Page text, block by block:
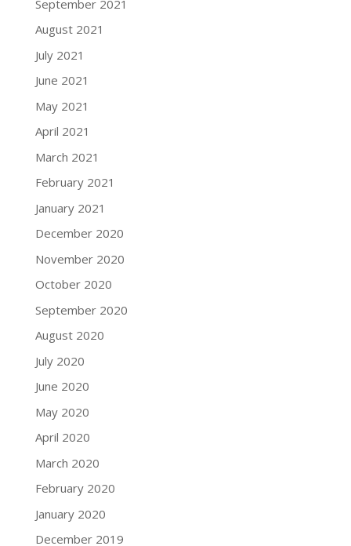
September 2021
August 2021
July 2021
June 2021
May 2021
April 2021
March 2021
February 2021
January 2021
December 2020
November 2020
October 2020
September 2020
August 2020
July 2020
June 2020
May 2020
April 2020
March 2020
February 2020
January 2020
December 2019